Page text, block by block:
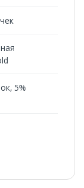
5%